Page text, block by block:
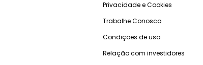
Privacidade e Cookies
Trabalhe Conosco
Condições de uso
Relação com investidores